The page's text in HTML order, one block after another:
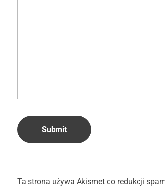
Ta strona używa Akismet do redukcji